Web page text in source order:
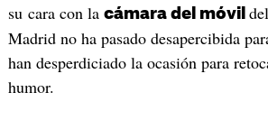
su cara con la cámara del móvil
Madrid no ha pasado desapercibida
han desperdiciado la ocasión para
humor.